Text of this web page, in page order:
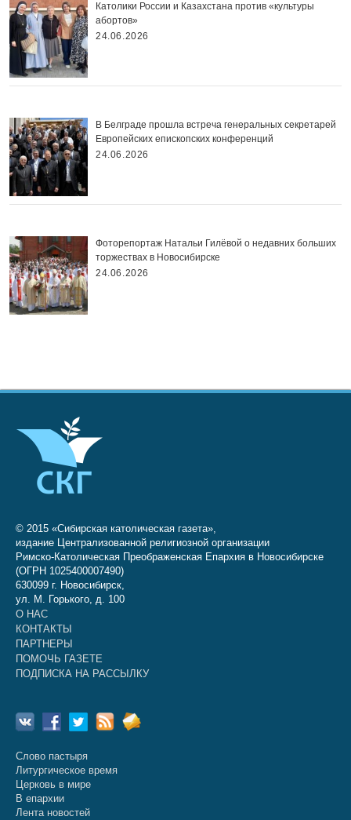
Католики России и Казахстана против «культуры
абортов»
24.06.2026
В Белграде прошла встреча генеральных секретарей
Европейских епископских конференций
24.06.2026
Фоторепортаж Натальи Гилёвой о недавних больших
торжествах в Новосибирске
24.06.2026
© 2015 «Сибирская католическая газета»,
издание Централизованной религиозной организации
Римско-Католическая Преображенская Епархия в Новосибирске
(ОГРН 1025400007490)
630099 г. Новосибирск,
ул. М. Горького, д. 100
О НАС
КОНТАКТЫ
ПАРТНЕРЫ
ПОМОЧЬ ГАЗЕТЕ
ПОДПИСКА НА РАССЫЛКУ
Слово пастыря
Литургическое время
Церковь в мире
В епархии
Лента новостей